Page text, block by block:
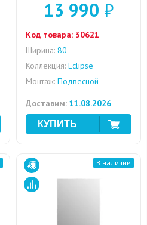
13 990 ₽
Код товара: 30621
Ширина: 80
Коллекция: Eclipse
Монтаж: Подвесной
Доставим: 11.08.2026
В наличии